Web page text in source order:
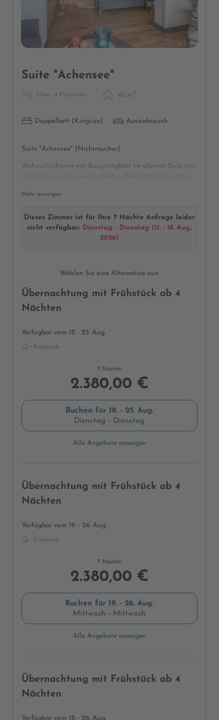
8
Suite "Achensee"
Max.: 4 Personen 40 m 2
Doppelbett (Kingsize) Ausziehcouch
Suite "Achensee" (Nichtraucher)
Wohnschlafraum mit Boxspringbett im alpinen Style mit
modernes neues Badezimmer mit Dusche und getrenntes
Bademänteln und Badetüchern, Radio, Telefon, Safe, Sat-
TV, Balkon mit frischer Bergluft und Blick zum Achensee
Mehr anzeigen
Dieses Zimmer ist für Ihre 7 Nächte Anfrage leider
nicht verfügbar: Dienstag - Dienstag ( 11. - 18. Aug.,
2026)
Wählen Sie eine Alternative aus:
Übernachtung mit Frühstück ab 4
Nächten
Verfügbar vom 18. - 25. Aug.
Frühstück
7 Nächte
2.380,00 €
Buchen für 18. - 25. Aug.
Dienstag - Dienstag
Alle Angebote anzeigen
Übernachtung mit Frühstück ab 4
Nächten
Verfügbar vom 19. - 26. Aug.
Frühstück
7 Nächte
2.380,00 €
Buchen für 19. - 26. Aug.
Mittwoch - Mittwoch
Alle Angebote anzeigen
Übernachtung mit Frühstück ab 4
Nächten
Verfügbar vom 18. - 26. Aug.